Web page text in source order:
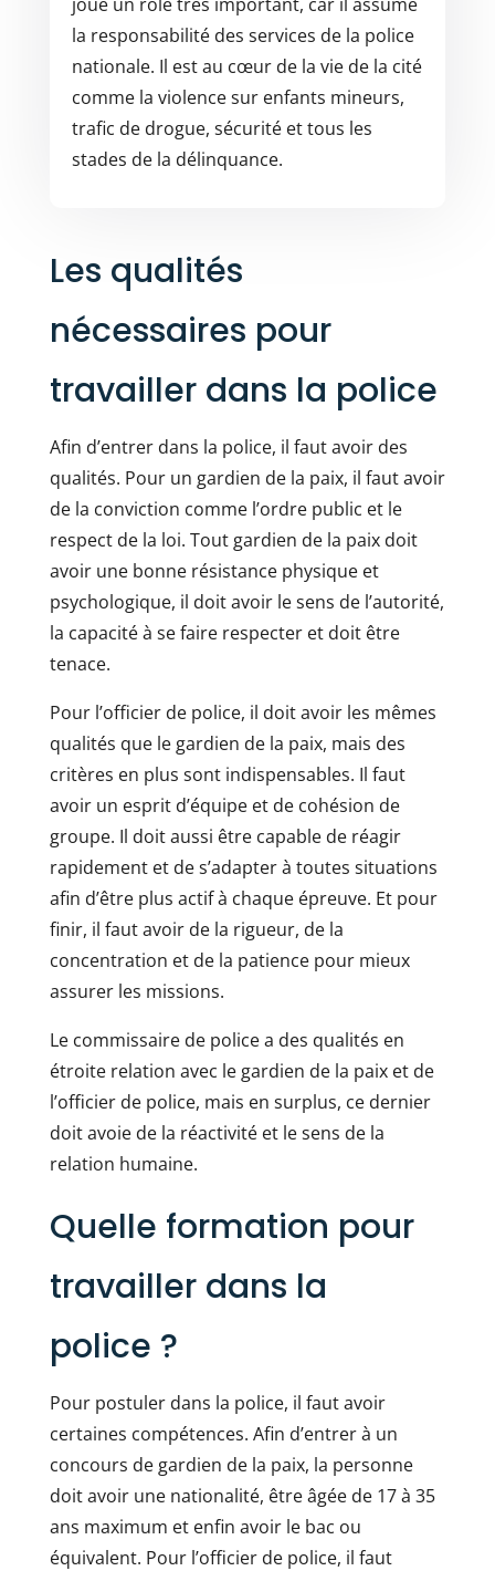
la responsabilité des services de la police
nationale. Il est au cœur de la vie de la cité
comme la violence sur enfants mineurs,
trafic de drogue, sécurité et tous les
stades de la délinquance.
Les qualités
nécessaires pour
travailler dans la police
Afin d’entrer dans la police, il faut avoir des
qualités. Pour un gardien de la paix, il faut avoir
de la conviction comme l’ordre public et le
respect de la loi. Tout gardien de la paix doit
avoir une bonne résistance physique et
psychologique, il doit avoir le sens de l’autorité,
la capacité à se faire respecter et doit être
tenace.
Pour l’officier de police, il doit avoir les mêmes
qualités que le gardien de la paix, mais des
critères en plus sont indispensables. Il faut
avoir un esprit d’équipe et de cohésion de
groupe. Il doit aussi être capable de réagir
rapidement et de s’adapter à toutes situations
afin d’être plus actif à chaque épreuve. Et pour
finir, il faut avoir de la rigueur, de la
concentration et de la patience pour mieux
assurer les missions.
Le commissaire de police a des qualités en
étroite relation avec le gardien de la paix et de
l’officier de police, mais en surplus, ce dernier
doit avoie de la réactivité et le sens de la
relation humaine.
Quelle formation pour
travailler dans la
police ?
Pour postuler dans la police, il faut avoir
certaines compétences. Afin d’entrer à un
concours de gardien de la paix, la personne
doit avoir une nationalité, être âgée de 17 à 35
ans maximum et enfin avoir le bac ou
équivalent. Pour l’officier de police, il faut